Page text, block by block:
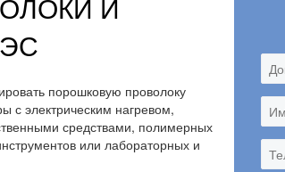
порошковую проволоку
с электрическим нагревом,
средствами, полимерных
или лабораторных и